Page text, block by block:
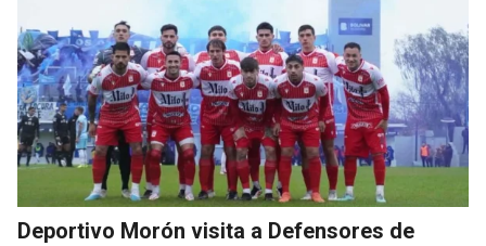
Deportivo Morón visita a Defensores de